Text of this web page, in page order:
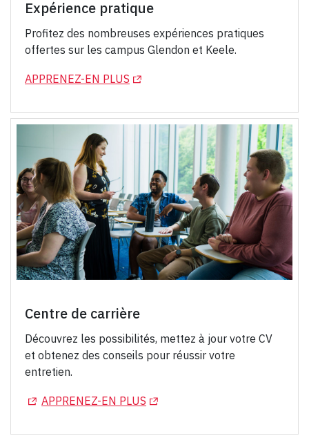
Expérience pratique
Profitez des nombreuses expériences pratiques
offertes sur les campus Glendon et Keele.
APPRENEZ-EN PLUS (OPENS IN A NEW TAB)
Centre de carrière
Découvrez les possibilités, mettez à jour votre CV
et obtenez des conseils pour réussir votre
entretien.
(OPENS IN A NEW TAB)
APPRENEZ-EN PLUS (OPENS IN A NEW TAB)